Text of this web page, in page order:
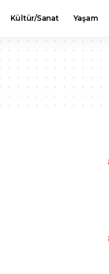
Kültür/Sanat Yaşam